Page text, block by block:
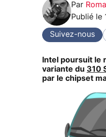
Par
Publié le
Suivez-nous
Intel poursuit le
variante du 310
par le chipset